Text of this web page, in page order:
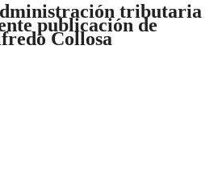
tributaria
publicación de
Collosa